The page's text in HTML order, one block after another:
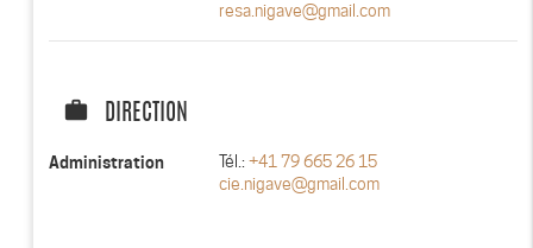
resa.nigave@gmail.com
work DIRECTION
Administration Tél.:+41 79 665 26 15
cie.nigave@gmail.com